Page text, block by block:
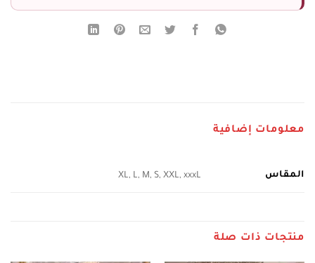
معلومات إضافية
المقاس XL, L, M, S, XXL, xxxL
منتجات ذات صلة